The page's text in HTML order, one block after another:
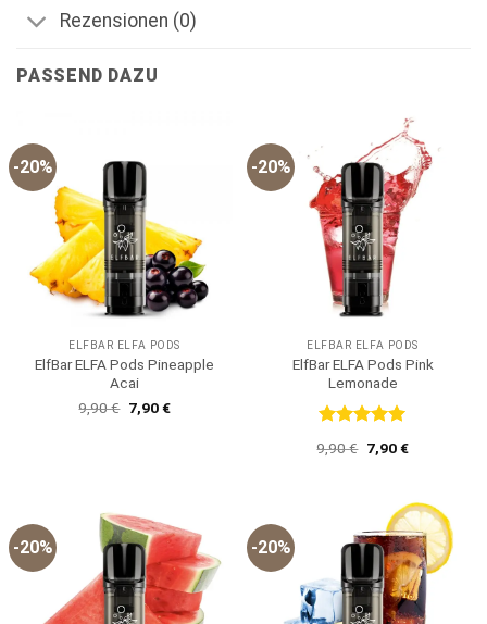
Rezensionen (0)
PASSEND DAZU
-20%
ELFBAR ELFA PODS
ElfBar ELFA Pods Pineapple
Acai
9,90€ Ursprünglicher
Preis
7,90€Aktueller
-20%
ELFBAR ELFA PODS
ElfBar ELFA Pods Pink
Lemonade
mit 5 von
9,90€ Ursprünglicher
Preis
7,90€Aktueller
-20% -20%